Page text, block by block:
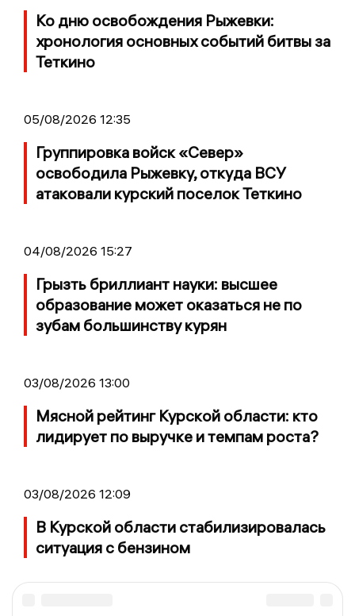
Ко дню освобождения Рыжевки:
хронология основных событий битвы за
Теткино
05/08/2026 12:35
Группировка войск «Север»
освободила Рыжевку, откуда ВСУ
атаковали курский поселок Теткино
04/08/2026 15:27
Грызть бриллиант науки: высшее
образование может оказаться не по
зубам большинству курян
03/08/2026 13:00
Мясной рейтинг Курской области: кто
лидирует по выручке и темпам роста?
03/08/2026 12:09
В Курской области стабилизировалась
ситуация с бензином